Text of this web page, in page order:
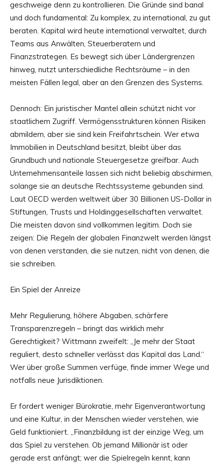
geschweige denn zu kontrollieren. Die Gründe sind banal
und doch fundamental: Zu komplex, zu international, zu gut
beraten. Kapital wird heute international verwaltet, durch
Teams aus Anwälten, Steuerberatern und
Finanzstrategen. Es bewegt sich über Ländergrenzen
hinweg, nutzt unterschiedliche Rechtsräume – in den
meisten Fällen legal, aber an den Grenzen des Systems.
Dennoch: Ein juristischer Mantel allein schützt nicht vor
staatlichem Zugriff. Vermögensstrukturen können Risiken
abmildern, aber sie sind kein Freifahrtschein. Wer etwa
Immobilien in Deutschland besitzt, bleibt über das
Grundbuch und nationale Steuergesetze greifbar. Auch
Unternehmensanteile lassen sich nicht beliebig abschirmen,
solange sie an deutsche Rechtssysteme gebunden sind.
Laut OECD werden weltweit über 30 Billionen US-Dollar in
Stiftungen, Trusts und Holdinggesellschaften verwaltet.
Die meisten davon sind vollkommen legitim. Doch sie
zeigen: Die Regeln der globalen Finanzwelt werden längst
von denen verstanden, die sie nutzen, nicht von denen, die
sie schreiben.
Ein Spiel der Anreize
Mehr Regulierung, höhere Abgaben, schärfere
Transparenzregeln – bringt das wirklich mehr
Gerechtigkeit? Wittmann zweifelt: „Je mehr der Staat
reguliert, desto schneller verlässt das Kapital das Land.“
Wer über große Summen verfüge, finde immer Wege und
notfalls neue Jurisdiktionen.
Er fordert weniger Bürokratie, mehr Eigenverantwortung
und eine Kultur, in der Menschen wieder verstehen, wie
Geld funktioniert. „Finanzbildung ist der einzige Weg, um
das Spiel zu verstehen. Ob jemand Millionär ist oder
gerade erst anfängt; wer die Spielregeln kennt, kann